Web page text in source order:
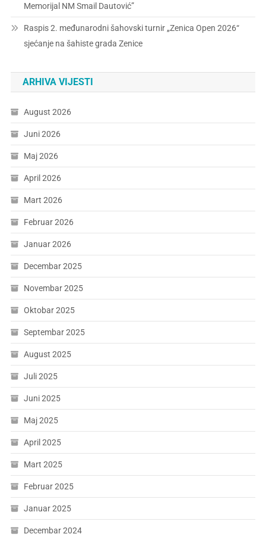
Memorijal NM Smail Dautović”
Raspis 2. međunarodni šahovski turnir „Zenica Open 2026“
sjećanje na šahiste grada Zenice
ARHIVA VIJESTI
August 2026
Juni 2026
Maj 2026
April 2026
Mart 2026
Februar 2026
Januar 2026
Decembar 2025
Novembar 2025
Oktobar 2025
Septembar 2025
August 2025
Juli 2025
Juni 2025
Maj 2025
April 2025
Mart 2025
Februar 2025
Januar 2025
Decembar 2024